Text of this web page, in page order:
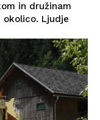
in družinam
okolico. Ljudje